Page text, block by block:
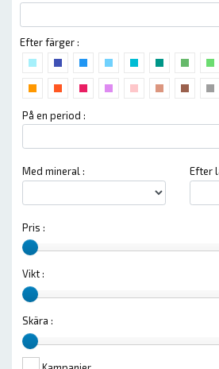
Efter färger :
På en period :
Med mineral : Efter
Pris :
Vikt :
Skära :